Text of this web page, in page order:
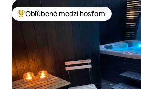
Najobľúbenejšie medzi hosťami
Obľúbené medzi hosťami